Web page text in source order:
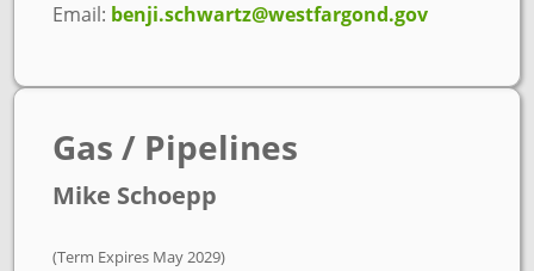
Email: benji.schwartz@westfargond.gov
Gas / Pipelines
Mike Schoepp
(Term Expires May 2029)